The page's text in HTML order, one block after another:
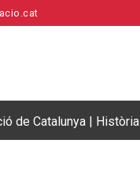
de Catalunya | Història